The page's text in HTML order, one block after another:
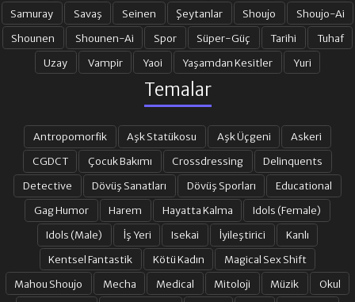
Samuray
Savaş Seinen Şeytanlar Shoujo
Shoujo-Ai
Shounen
Shounen-Ai Spor Süper-Güç Tarihi
Tuhaf
Uzay
Vampir Yaoi Yaşamdan Kesitler Yuri
Temalar
Antropomorfik Aşk Statükosu Aşk Üçgeni
Askeri
CGDCT
Çocuk Bakımı Crossdressing
Delinquents
Detective
Dövüş Sanatları Dövüş Sporları
Educational
Gag Humor
Harem Hayatta Kalma
Idols (Female)
Idols (Male)
İş Yeri Isekai İyileştirici
Kanlı
Kentsel Fantastik
Kötü Kadın
Magical Sex Shift
Mahou Shoujo
Mecha Medical Mitoloji Müzik
Okul